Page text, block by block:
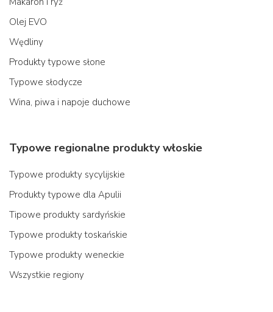
Olej EVO
Wędliny
Produkty typowe słone
Typowe słodycze
Wina, piwa i napoje duchowe
Typowe regionalne produkty włoskie
Typowe produkty sycylijskie
Produkty typowe dla Apulii
Tipowe produkty sardyńskie
Typowe produkty toskańskie
Typowe produkty weneckie
Wszystkie regiony